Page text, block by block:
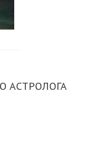
АСТРОЛОГА